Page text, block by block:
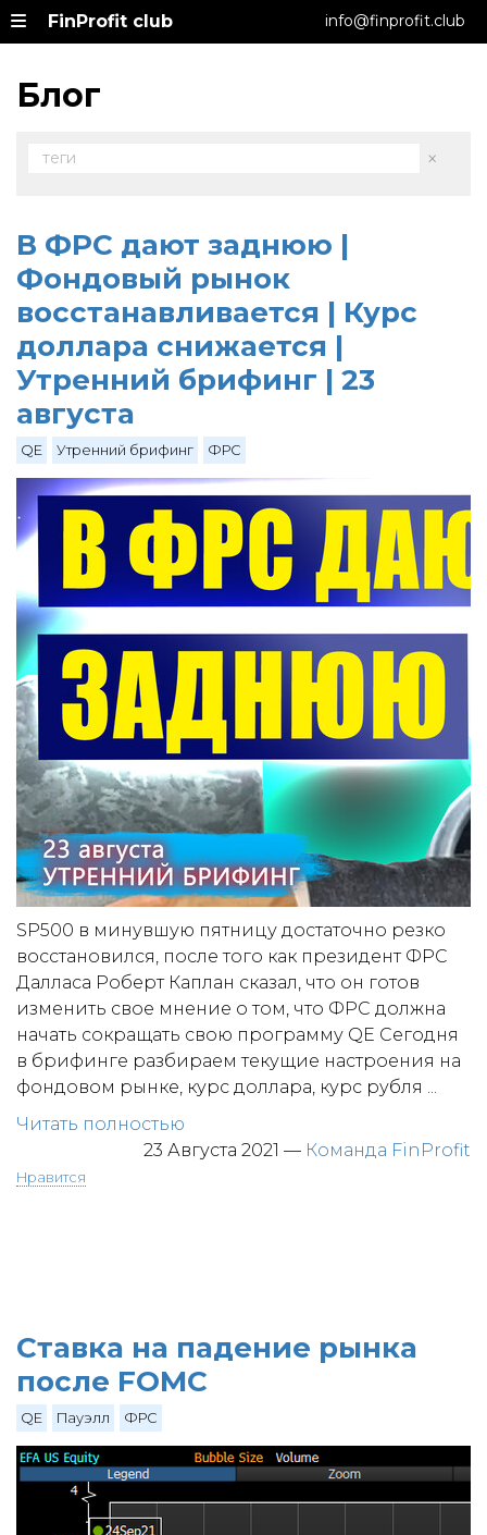
FinProfit club info@finprofit.club
Блог
×
теги
В ФРС дают заднюю |
Фондовый рынок
восстанавливается | Курс
доллара снижается |
Утренний брифинг | 23
августа
QE Утренний брифинг ФРС
SP500 в минувшую пятницу достаточно резко
восстановился, после того как президент ФРС
Далласа Роберт Каплан сказал, что он готов
изменить свое мнение о том, что ФРС должна
начать сокращать свою программу QE Сегодня
в брифинге разбираем текущие настроения на
фондовом рынке, курс доллара, курс рубля ...
Читать полностью
23 Августа 2021 — Команда FinProfit
Нравится
Ставка на падение рынка
после FOMC
QE Пауэлл ФРС